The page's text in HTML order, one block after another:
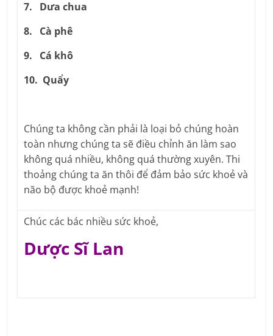
7. Dưa chua
8. Cà phê
9. Cá khô
10. Quẩy
Chúng ta không cần phải là loại bỏ chúng hoàn
toàn nhưng chúng ta sẽ điều chỉnh ăn làm sao
không quá nhiều, không quá thường xuyên. Thi
thoảng chúng ta ăn thôi để đảm bảo sức khoẻ và
não bộ được khoẻ mạnh!
Chúc các bác nhiều sức khoẻ,
Dược Sĩ Lan